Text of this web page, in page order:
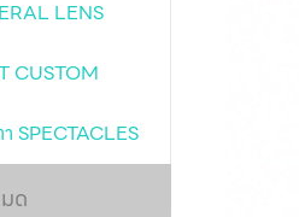
LENS
CUSTOM
SPECTACLES
ด